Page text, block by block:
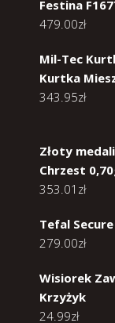
Festina
479.00zł
Mil-Tec
Kurtka
343.95zł
Złoty
Chrzest
353.01 zł
Tefal
279.00zł
Wisiorek
Krzyżyk
24.99zł